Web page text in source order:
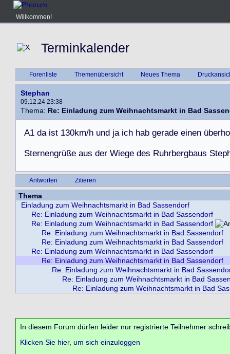
Willkommen!
Terminkalender
Forenliste Themenübersicht Neues Thema
Stephan
09.12.24 23:38
Thema: Re: Einladung zum Weihnachtsmarkt in Bad
A1 da ist 130km/h und ja ich hab gerade einen überho
Sternengrüße aus der Wiege des Ruhrbergbaus Step
Antworten Zitieren
Thema
Einladung zum Weihnachtsmarkt in Bad Sassendorf
Re: Einladung zum Weihnachtsmarkt in Bad Sassendorf
Re: Einladung zum Weihnachtsmarkt in Bad Sassendorf
Re: Einladung zum Weihnachtsmarkt in Bad Sassendorf
Re: Einladung zum Weihnachtsmarkt in Bad Sassendorf
Re: Einladung zum Weihnachtsmarkt in Bad Sassendorf
Re: Einladung zum Weihnachtsmarkt in Bad Sassendorf
Re: Einladung zum Weihnachtsmarkt in Bad
Re: Einladung zum Weihnachtsmarkt in Bad
Re: Einladung zum Weihnachtsmarkt in Bad
In diesem Forum dürfen leider nur registrierte Teilnehmer
Klicken Sie hier, um sich einzuloggen